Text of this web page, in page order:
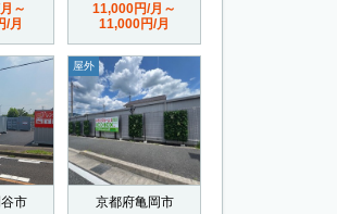
～
/月
11,000円/月～
11,000円/月
市
屋外
京都府亀岡市